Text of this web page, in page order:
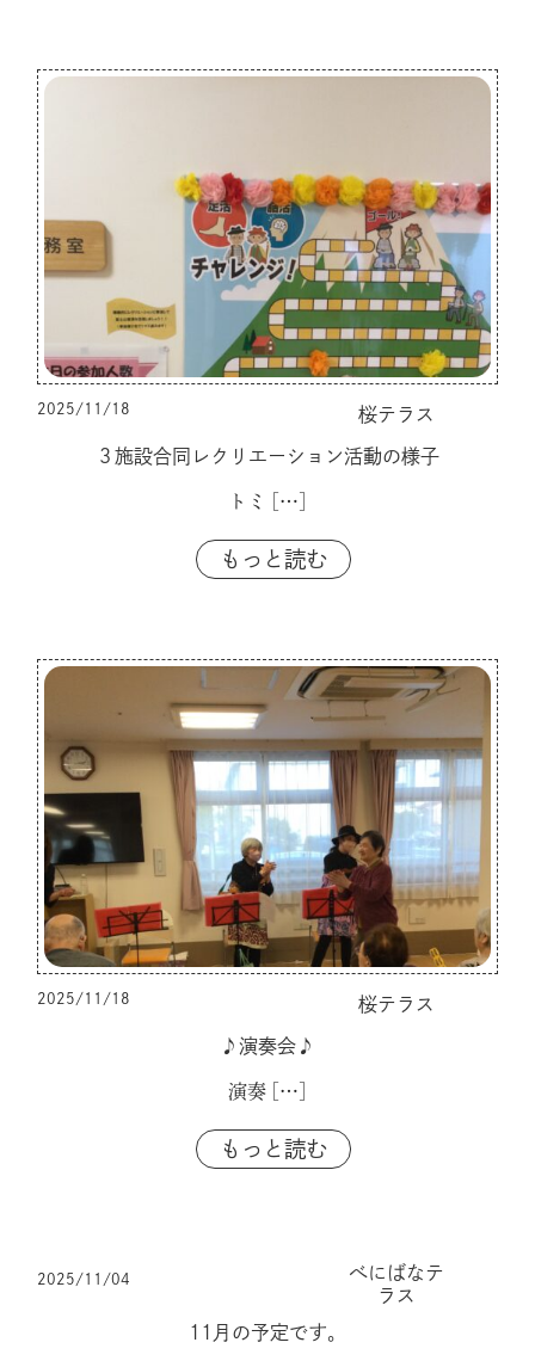
2025/11/18 桜テラス
３施設合同レクリエーション活動の様子
トミ […]
もっと読む
2025/11/18 桜テラス
♪演奏会♪
演奏 […]
もっと読む
2025/11/04
べにばなテ
ラス
11月の予定です。